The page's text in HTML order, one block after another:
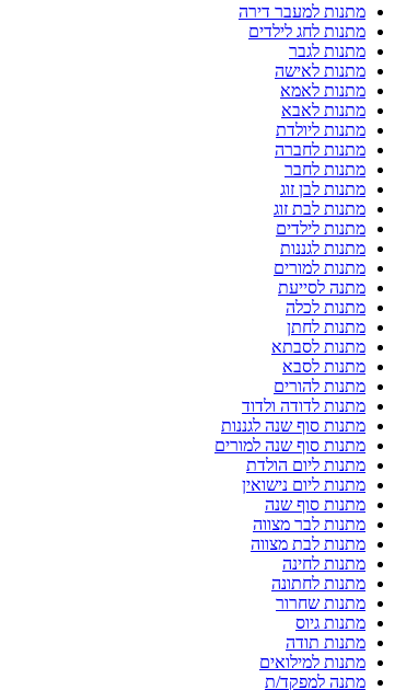
מתנות למעבר דירה
מתנות לחג לילדים
מתנות לגבר
מתנות לאישה
מתנות לאמא
מתנות לאבא
מתנות ליולדת
מתנות לחברה
מתנות לחבר
מתנות לבן זוג
מתנות לבת זוג
מתנות לילדים
מתנות לגננות
מתנות למורים
מתנה לסייעת
מתנות לכלה
מתנות לחתן
מתנות לסבתא
מתנות לסבא
מתנות להורים
מתנות לדודה ולדוד
מתנות סוף שנה לגננות
מתנות סוף שנה למורים
מתנות ליום הולדת
מתנות ליום נישואין
מתנות סוף שנה
מתנות לבר מצווה
מתנות לבת מצווה
מתנות לחינה
מתנות לחתונה
מתנות שחרור
מתנות גיוס
מתנות תודה
מתנות למילואים
מתנה למפקד/ת